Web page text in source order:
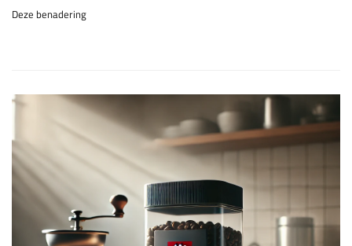
Deze benadering